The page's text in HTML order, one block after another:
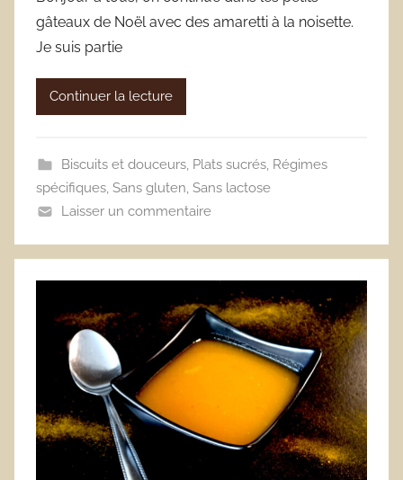
gâteaux de Noël avec des amaretti à la noisette.
Je suis partie
Continuer la lecture
Biscuits et douceurs, Plats sucrés, Régimes
spécifiques, Sans gluten, Sans lactose
Laisser un commentaire